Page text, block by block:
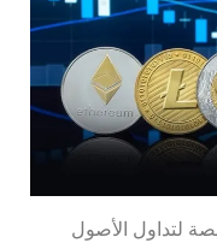
لتداول الأصول